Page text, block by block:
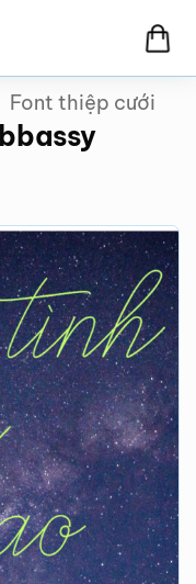
Font thiệp cưới